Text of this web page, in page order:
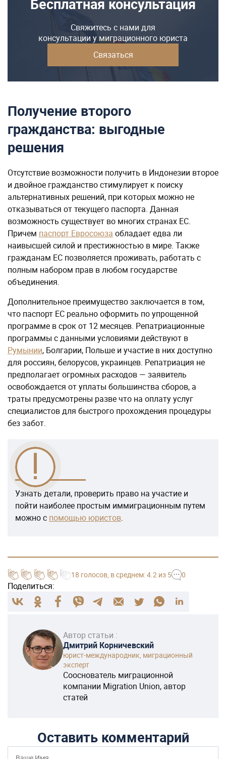
Бесплатная консультация
Свяжитесь с нами для
консультации у миграционного юриста
Связаться
Получение второго
гражданства: выгодные
решения
Отсутствие возможности получить в Индонезии второе
и двойное гражданство стимулирует к поиску
альтернативных решений, при которых можно не
отказываться от текущего паспорта. Данная
возможность существует во многих странах ЕС.
Причем паспорт Евросоюза обладает едва ли
наивысшей силой и престижностью в мире. Также
гражданам ЕС позволяется проживать, работать с
полным набором прав в любом государстве
объединения.
Дополнительное преимущество заключается в том,
что паспорт ЕС реально оформить по упрощенной
программе в срок от 12 месяцев. Репатриационные
программы с данными условиями действуют в
Румынии, Болгарии, Польше и участие в них доступно
для россиян, белорусов, украинцев. Репатриация не
предполагает огромных расходов — заявитель
освобождается от уплаты большинства сборов, а
траты предусмотрены разве что на оплату услуг
специалистов для быстрого прохождения процедуры
без забот.
Узнать детали, проверить право на участие и
пойти наиболее простым иммиграционным путем
можно с помощью юристов.
18 голосов , в среднем:4.2 из 5 0
Поделиться:
Автор статьи :
Дмитрий Корничевский
юрист-международник, миграционный
эксперт
Сооснователь миграционной
компании Migration Union, автор
статей
Оставить комментарий